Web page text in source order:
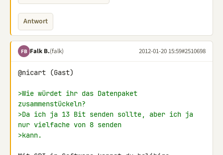
Antwort
FB Falk B.(falk) 2012-01-20 15:59#2510698
@nicart (Gast)
>Wie würdet ihr das Datenpaket
zusammenstückeln?
>Da ich ja 13 Bit senden sollte, aber ich ja
nur vielfache von 8 senden
>kann.